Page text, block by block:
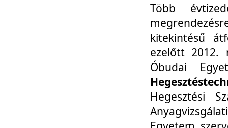
Több
kitekintésű
ezelőtt 2012.
Óbudai
Hegesztési